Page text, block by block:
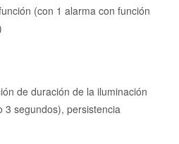
(con 1 alarma con función
de duración de la iluminación
3 segundos), persistencia